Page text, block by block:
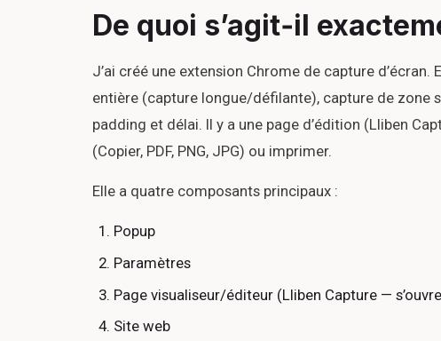
De quoi s’agit‑il
J’ai créé une extension Chrome de capture
entière (capture longue/défilante), capture de zone
padding et délai. Il y a une page d’édition (Lliben
(Copier, PDF, PNG, JPG) ou imprimer.
Elle a quatre composants principaux :
Popup
Paramètres
Page visualiseur/éditeur (Lliben Capture —
Site web